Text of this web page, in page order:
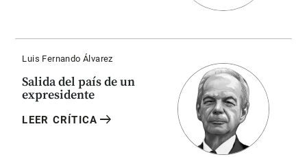
Luis Fernando Álvarez
Salida del país de un
expresidente
LEER CRÍTICA arrow_right_alt